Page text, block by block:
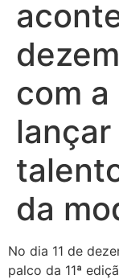
com
da
No dia 11 de
palco da 11ª